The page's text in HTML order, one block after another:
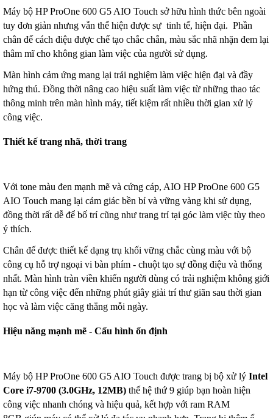
Máy bộ HP ProOne 600 G5 AIO Touch sở hữu hình thức bên ngoài
tuy đơn giản nhưng vẫn thể hiện được sự tinh tế, hiện đại. Phần
chân đế cách điệu được chế tạo chắc chắn, màu sắc nhã nhặn đem lại
thâm mĩ cho không gian làm việc của người sử dụng.
Màn hình cảm ứng mang lại trải nghiệm làm việc hiện đại và đầy
hứng thú. Đồng thời nâng cao hiệu suất làm việc từ những thao tác
thông minh trên màn hình máy, tiết kiệm rất nhiều thời gian xử lý
công việc.
Thiết kế trang nhã, thời trang
Với tone màu đen mạnh mẽ và cứng cáp, AIO HP ProOne 600 G5
AIO Touch mang lại cảm giác bền bỉ và vững vàng khi sử dụng,
đồng thời rất dễ để bố trí cũng như trang trí tại góc làm việc tùy theo
ý thích.
Chân đế được thiết kế dạng trụ khối vững chắc cùng màu với bộ
công cụ hỗ trợ ngoại vi bàn phím - chuột tạo sự đồng điệu và thống
nhất. Màn hình tràn viền khiến người dùng có trải nghiệm không giới
hạn từ công việc đến những phút giây giải trí thư giãn sau thời gian
học và làm việc căng thẳng mỗi ngày.
Hiệu năng mạnh mẽ - Cấu hình ổn định
Máy bộ HP ProOne 600 G5 AIO Touch được trang bị bộ xử lý Intel
Core i7-9700 (3.0GHz, 12MB) thế hệ thứ 9 giúp bạn hoàn hiện
công việc nhanh chóng và hiệu quả, kết hợp với ram RAM